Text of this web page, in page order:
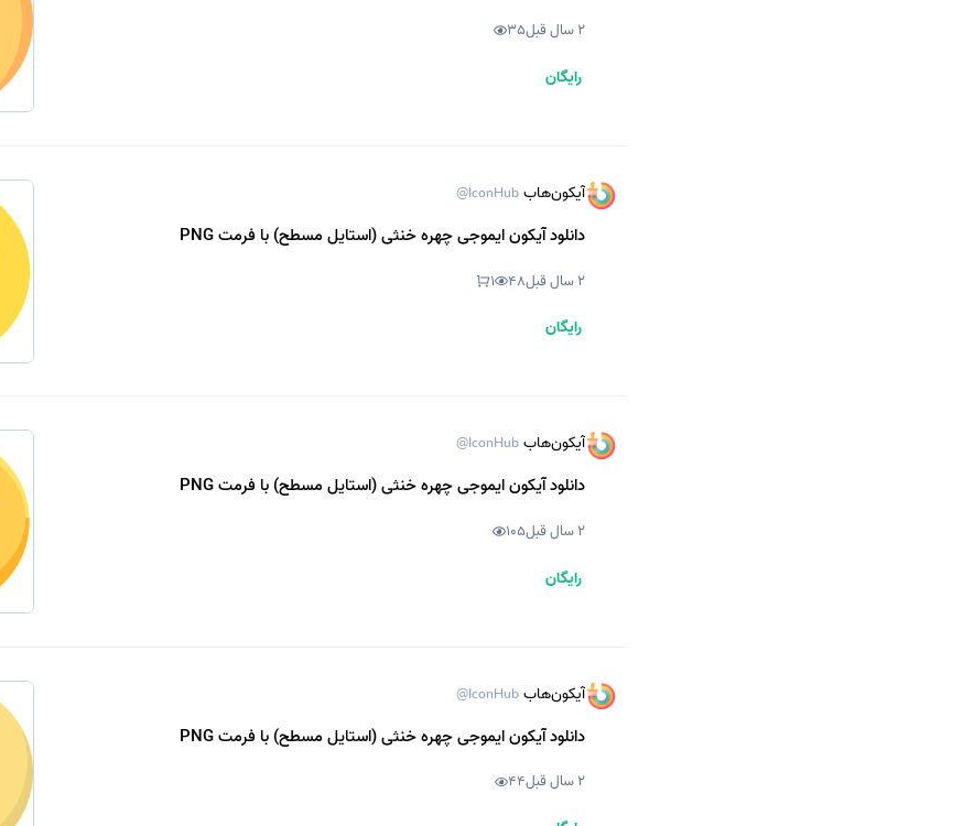
2 سال قبل 35
رایگان
آیکون‌هاب @IconHub
دانلود آیکون ایموجی چهره خنثی (استایل مسطح) با فرمت PNG
2 سال قبل 48
1
رایگان
آیکون‌هاب @IconHub
دانلود آیکون ایموجی چهره خنثی (استایل مسطح) با فرمت PNG
2 سال قبل 105
رایگان
آیکون‌هاب @IconHub
دانلود آیکون ایموجی چهره خنثی (استایل مسطح) با فرمت PNG
2 سال قبل 44